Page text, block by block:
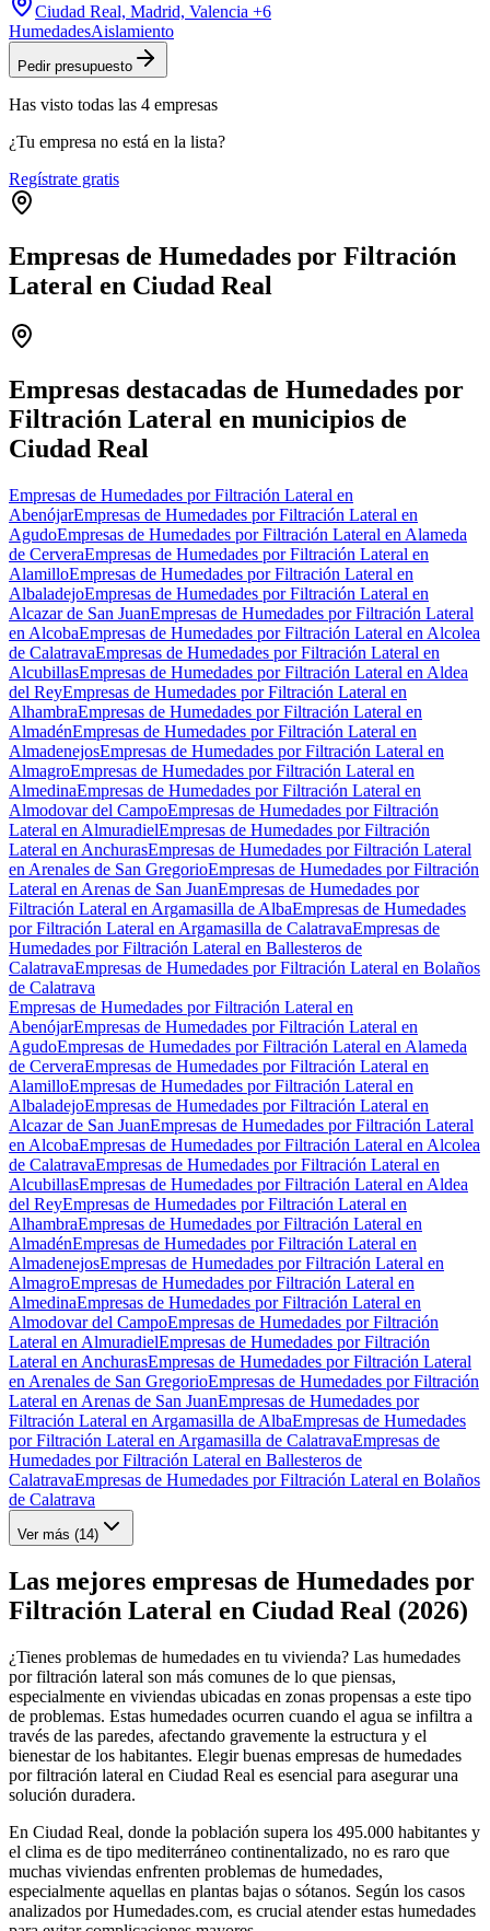
Ciudad Real, Madrid, Valencia +6
HumedadesAislamiento
Pedir presupuesto
Has visto todas las 4 empresas
¿Tu empresa no está en la lista?
Regístrate gratis
Empresas de Humedades por Filtración
Lateral en Ciudad Real
−
Empresas destacadas de Humedades por
Filtración Lateral en municipios de
Ciudad Real
Empresas de Humedades por Filtración Lateral en
AbenójarEmpresas de Humedades por Filtración Lateral en
AgudoEmpresas de Humedades por Filtración Lateral en Alameda
de CerveraEmpresas de Humedades por Filtración Lateral en
AlamilloEmpresas de Humedades por Filtración Lateral en
AlbaladejoEmpresas de Humedades por Filtración Lateral en
Alcazar de San JuanEmpresas de Humedades por Filtración Lateral
en AlcobaEmpresas de Humedades por Filtración Lateral en Alcolea
de CalatravaEmpresas de Humedades por Filtración Lateral en
AlcubillasEmpresas de Humedades por Filtración Lateral en Aldea
del ReyEmpresas de Humedades por Filtración Lateral en
AlhambraEmpresas de Humedades por Filtración Lateral en
AlmadénEmpresas de Humedades por Filtración Lateral en
AlmadenejosEmpresas de Humedades por Filtración Lateral en
AlmagroEmpresas de Humedades por Filtración Lateral en
AlmedinaEmpresas de Humedades por Filtración Lateral en
Almodovar del CampoEmpresas de Humedades por Filtración
Lateral en AlmuradielEmpresas de Humedades por Filtración
Lateral en AnchurasEmpresas de Humedades por Filtración Lateral
en Arenales de San GregorioEmpresas de Humedades por Filtración
Lateral en Arenas de San JuanEmpresas de Humedades por
Filtración Lateral en Argamasilla de AlbaEmpresas de Humedades
por Filtración Lateral en Argamasilla de CalatravaEmpresas de
Humedades por Filtración Lateral en Ballesteros de
CalatravaEmpresas de Humedades por Filtración Lateral en Bolaños
de Calatrava
Empresas de Humedades por Filtración Lateral en
AbenójarEmpresas de Humedades por Filtración Lateral en
AgudoEmpresas de Humedades por Filtración Lateral en Alameda
de CerveraEmpresas de Humedades por Filtración Lateral en
AlamilloEmpresas de Humedades por Filtración Lateral en
AlbaladejoEmpresas de Humedades por Filtración Lateral en
Alcazar de San JuanEmpresas de Humedades por Filtración Lateral
en AlcobaEmpresas de Humedades por Filtración Lateral en Alcolea
de CalatravaEmpresas de Humedades por Filtración Lateral en
AlcubillasEmpresas de Humedades por Filtración Lateral en Aldea
del ReyEmpresas de Humedades por Filtración Lateral en
AlhambraEmpresas de Humedades por Filtración Lateral en
AlmadénEmpresas de Humedades por Filtración Lateral en
AlmadenejosEmpresas de Humedades por Filtración Lateral en
AlmagroEmpresas de Humedades por Filtración Lateral en
AlmedinaEmpresas de Humedades por Filtración Lateral en
Almodovar del CampoEmpresas de Humedades por Filtración
Lateral en AlmuradielEmpresas de Humedades por Filtración
Lateral en AnchurasEmpresas de Humedades por Filtración Lateral
en Arenales de San GregorioEmpresas de Humedades por Filtración
Lateral en Arenas de San JuanEmpresas de Humedades por
Filtración Lateral en Argamasilla de AlbaEmpresas de Humedades
por Filtración Lateral en Argamasilla de CalatravaEmpresas de
Humedades por Filtración Lateral en Ballesteros de
CalatravaEmpresas de Humedades por Filtración Lateral en Bolaños
de Calatrava
Ver más (14)
Las mejores empresas de Humedades por
Filtración Lateral en Ciudad Real (2026)
¿Tienes problemas de humedades en tu vivienda? Las humedades
por filtración lateral son más comunes de lo que piensas,
especialmente en viviendas ubicadas en zonas propensas a este tipo
de problemas. Estas humedades ocurren cuando el agua se infiltra a
través de las paredes, afectando gravemente la estructura y el
bienestar de los habitantes. Elegir buenas empresas de humedades
por filtración lateral en Ciudad Real es esencial para asegurar una
solución duradera.
En Ciudad Real, donde la población supera los 495.000 habitantes y
el clima es de tipo mediterráneo continentalizado, no es raro que
muchas viviendas enfrenten problemas de humedades,
especialmente aquellas en plantas bajas o sótanos. Según los casos
analizados por Humedades.com, es crucial atender estas humedades